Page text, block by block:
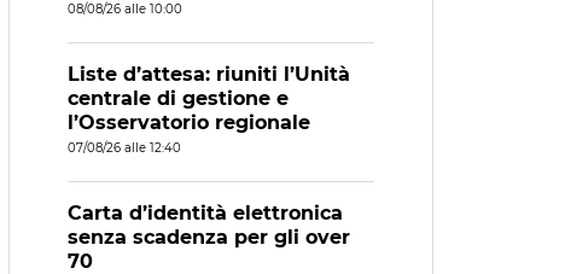
08/08/26 alle 10:00
Liste d’attesa: riuniti l’Unità
centrale di gestione e
l’Osservatorio regionale
07/08/26 alle 12:40
Carta d’identità elettronica
senza scadenza per gli over
70